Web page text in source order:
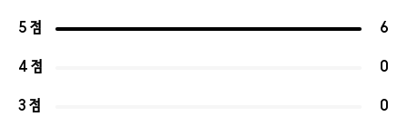
5 점 6
4 점 0
3 점 0